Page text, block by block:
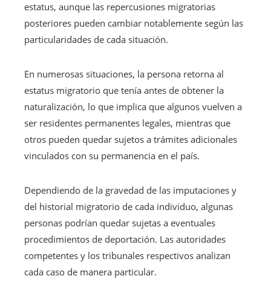
estatus, aunque las repercusiones migratorias
posteriores pueden cambiar notablemente según las
particularidades de cada situación.
En numerosas situaciones, la persona retorna al
estatus migratorio que tenía antes de obtener la
naturalización, lo que implica que algunos vuelven a
ser residentes permanentes legales, mientras que
otros pueden quedar sujetos a trámites adicionales
vinculados con su permanencia en el país.
Dependiendo de la gravedad de las imputaciones y
del historial migratorio de cada individuo, algunas
personas podrían quedar sujetas a eventuales
procedimientos de deportación. Las autoridades
competentes y los tribunales respectivos analizan
cada caso de manera particular.